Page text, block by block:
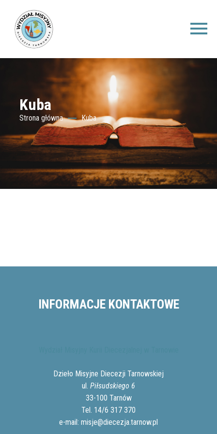
Kuba
Strona główna Kuba
INFORMACJE KONTAKTOWE
Dzieło Misyjne Diecezji Tarnowskiej
ul. Piłsudskiego 6
33-100 Tarnów
Tel. 14/6 317 370
e-mail: misje@diecezja.tarnow.pl